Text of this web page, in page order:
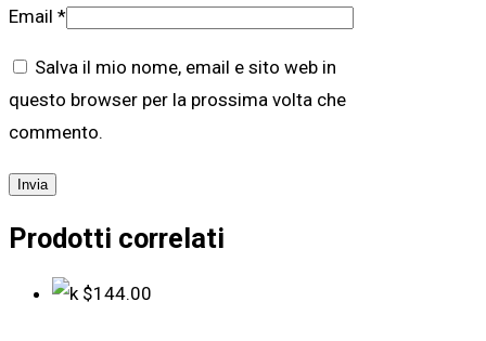
Email *
Salva il mio nome, email e sito web in
questo browser per la prossima volta che
commento.
Prodotti correlati
$144.00